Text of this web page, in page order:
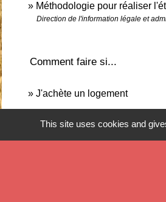
Méthodologie pour réaliser
Direction de l'information légale et
Comment faire si...
J'achète un logement
This site uses cookies and